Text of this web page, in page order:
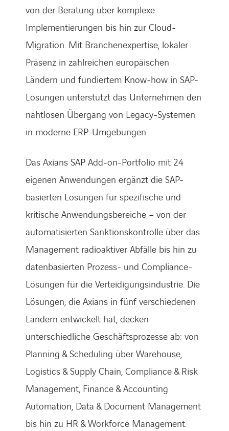
von der Beratung über komplexe
Implementierungen bis hin zur Cloud-
Migration. Mit Branchenexpertise, lokaler
Präsenz in zahlreichen europäischen
Ländern und fundiertem Know-how in SAP-
Lösungen unterstützt das Unternehmen den
nahtlosen Übergang von Legacy-Systemen
in moderne ERP-Umgebungen.
Das Axians SAP Add-on-Portfolio mit 24
eigenen Anwendungen ergänzt die SAP-
basierten Lösungen für spezifische und
kritische Anwendungsbereiche – von der
automatisierten Sanktionskontrolle über das
Management radioaktiver Abfälle bis hin zu
datenbasierten Prozess- und Compliance-
Lösungen für die Verteidigungsindustrie. Die
Lösungen, die Axians in fünf verschiedenen
Ländern entwickelt hat, decken
unterschiedliche Geschäftsprozesse ab: von
Planning & Scheduling über Warehouse,
Logistics & Supply Chain, Compliance & Risk
Management, Finance & Accounting
Automation, Data & Document Management
bis hin zu HR & Workforce Management.